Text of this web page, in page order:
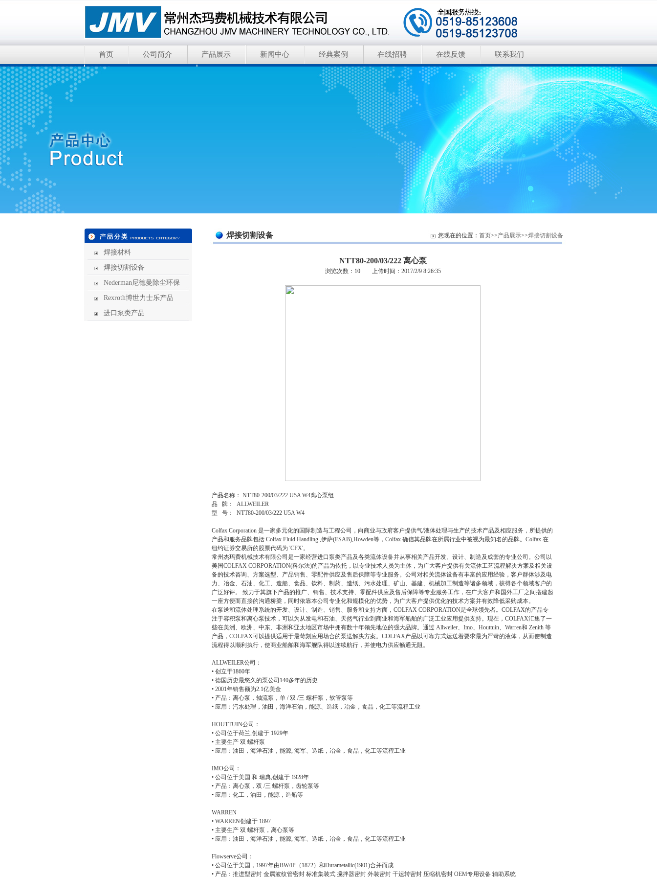
首页 公司简介 产品展示 新闻中心 经典案例 在线招聘 在线反馈 联系我们
焊接材料
焊接切割设备
Nederman尼德曼除尘环保
Rexroth博世力士乐产品
进口泵类产品
焊接切割设备 您现在的位置： 首页>>产品展示>>焊接切割设备
NTT80-200/03/222 离心泵
浏览次数： 10 上传时间：2017/2/9 8:26:35
产品名称： NTT80-200/03/222 U5A W4离心泵组
品 牌： ALLWEILER
型 号： NTT80-200/03/222 U5A W4
Colfax Corporation 是一家多元化的国际制造与工程公司，向商业与政府客户提供气/液体处理与生产的技术产品及相应服务，所提供的
产品和服务品牌包括 Colfax Fluid Handling ,伊萨(ESAB),Howden等，Colfax 确信其品牌在所属行业中被视为最知名的品牌。Colfax 在
纽约证券交易所的股票代码为 'CFX'。
常州杰玛费机械技术有限公司是一家经营进口泵类产品及各类流体设备并从事相关产品开发、设计、制造及成套的专业公司。公司以
美国COLFAX CORPORATION(科尔法)的产品为依托，以专业技术人员为主体，为广大客户提供有关流体工艺流程解决方案及相关设
备的技术咨询、方案选型、产品销售、零配件供应及售后保障等专业服务。公司对相关流体设备有丰富的应用经验，客户群体涉及电
力、冶金、石油、化工、造船、食品、饮料、制药、造纸、污水处理、矿山、基建、机械加工制造等诸多领域，获得各个领域客户的
广泛好评。 致力于其旗下产品的推广、销售、技术支持、零配件供应及售后保障等专业服务工作，在广大客户和国外工厂之间搭建起
一座方便而直接的沟通桥梁，同时依靠本公司专业化和规模化的优势，为广大客户提供优化的技术方案并有效降低采购成本。
在泵送和流体处理系统的开发、设计、制造、销售、服务和支持方面，COLFAX CORPORATION是全球领先者。COLFAX的产品专
注于容积泵和离心泵技术，可以为从发电和石油、天然气行业到商业和海军船舶的广泛工业应用提供支持。现在，COLFAX汇集了一
些在美洲、欧洲、中东、非洲和亚太地区市场中拥有数十年领先地位的强大品牌。通过 Allweiler、Imo、Houttuin、Warren和 Zenith 等
产品，COLFAX可以提供适用于最苛刻应用场合的泵送解决方案。COLFAX产品以可靠方式运送着要求最为严苛的液体，从而使制造
流程得以顺利执行，使商业船舶和海军舰队得以连续航行，并使电力供应畅通无阻。
ALLWEILER公司：
• 创立于1860年
• 德国历史最悠久的泵公司140多年的历史
• 2001年销售额为2.1亿美金
• 产品：离心泵，轴流泵，单 / 双 /三 螺杆泵，软管泵等
• 应用：污水处理，油田，海洋石油，能源、造纸，冶金，食品，化工等流程工业
HOUTTUIN公司：
• 公司位于荷兰,创建于 1929年
• 主要生产 双 螺杆泵
• 应用：油田，海洋石油，能源, 海军、造纸，冶金，食品，化工等流程工业
IMO公司：
• 公司位于美国 和 瑞典,创建于 1928年
• 产品：离心泵，双 /三 螺杆泵，齿轮泵等
• 应用：化工，油田，能源，造船等
WARREN
• WARREN创建于 1897
• 主要生产 双 螺杆泵，离心泵等
• 应用：油田，海洋石油，能源, 海军、造纸，冶金，食品，化工等流程工业
Flowserve公司：
• 公司位于美国，1997年由BW/IP（1872）和Durametallic(1901)合并而成
• 产品：推进型密封 金属波纹管密封 标准集装式 搅拌器密封 外装密封 干运转密封 压缩机密封 OEM专用设备 辅助系统